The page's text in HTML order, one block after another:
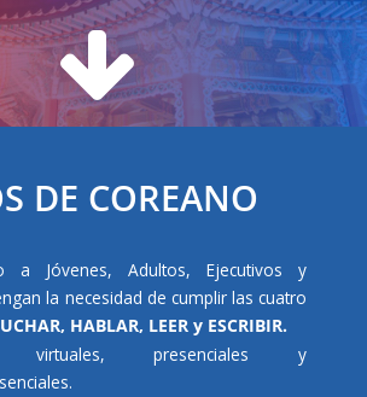
DE COREANO
a Jóvenes, Adultos, Ejecutivos y
la necesidad de cumplir las cuatro
HABLAR, LEER y ESCRIBIR.
virtuales, presenciales y